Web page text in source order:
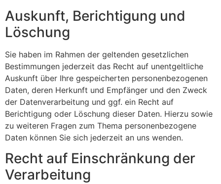
Auskunft, Berichtigung und
Löschung
Sie haben im Rahmen der geltenden gesetzlichen
Bestimmungen jederzeit das Recht auf unentgeltliche
Auskunft über Ihre gespeicherten personenbezogenen
Daten, deren Herkunft und Empfänger und den Zweck
der Datenverarbeitung und ggf. ein Recht auf
Berichtigung oder Löschung dieser Daten. Hierzu sowie
zu weiteren Fragen zum Thema personenbezogene
Daten können Sie sich jederzeit an uns wenden.
Recht auf Einschränkung der
Verarbeitung